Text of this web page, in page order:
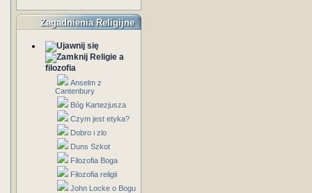
Zagadnienia Religijne
Religie a
filozofia
Anselm z
Cantenbury
Bóg Kartezjusza
Czym jest etyka?
Dobro i zlo
Duns Szkot
Filozofia Boga
Filozofia religii
John Locke o Bogu